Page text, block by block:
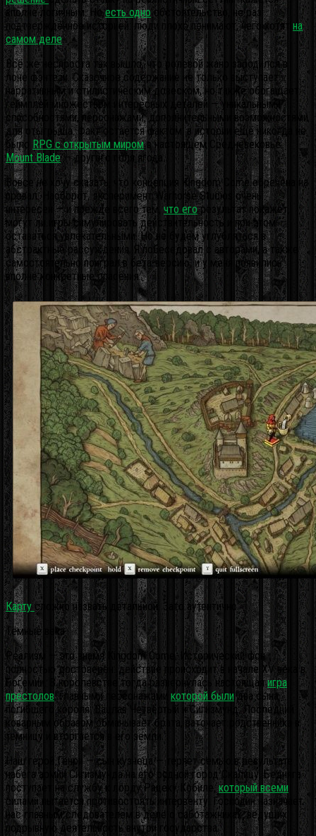
вполне логичным. Ноесть одно обстоятельство, не раз
подтверждённое историей: люди плохо понимают, чего хотят на
самом деле.
Всё же неспроста так вышло, что ролевой жанр зародился в
лоне фэнтези. Сказочное содержание не только выступает
нарративным и стилистическим довеском, но также обогащает
геймплей множеством интересных деталей — уникальными
способностями, персонажами, дополнительными возможностями
для отыгрыша. Факт остаётся фактом: в истории ещё никогда не
было RPG с открытым миромв настоящем Средневековье.
Mount Blade— другого поля ягода.
Вовсе не хочу сказать, что концепция Kingdom Come обречена на
провал. Наоборот, эксперимент Warhorse Studios очень
интересен — и прежде всего тем, что егорезультат покажет,
могут ли игры симулировать действительность и при этом
оставаться увлекательными. Но не будем углубляться в
абстрактные рассуждения. Я побеседовал с авторами, а также
самостоятельно поиграл в бета-версию, и у меня появились
вполне конкретные опасения.
Карту сложно назвать детальной. Зато аутентично.
Тёмные века
Реализм — это знамя Kingdom Come. Исторический фон
полностью достоверен: действие происходит в начале XV века в
Богемии. В королевстве тогда развернулась настоящаяигра
престолов, главными персонажами которой былидва сына
погибшего короля: Вацлав Четвёртый и Сигизмунд. Последний
коварным образом обманывает брата, заточает родственника в
темницу и вторгается в его земли.
Наш герой Генри — сын кузнеца — теряет семью в результате
набега армии Сигизмунда на его родной город Скалицу. Бедняга
поступает на службу к лорду Рацеку Кобиле,который всеми
силами пытается противостоять интервенту. Господин назначает
нас главным следователем в деле о саботажниках, ведущих
подрывную деятельность внутри государства.